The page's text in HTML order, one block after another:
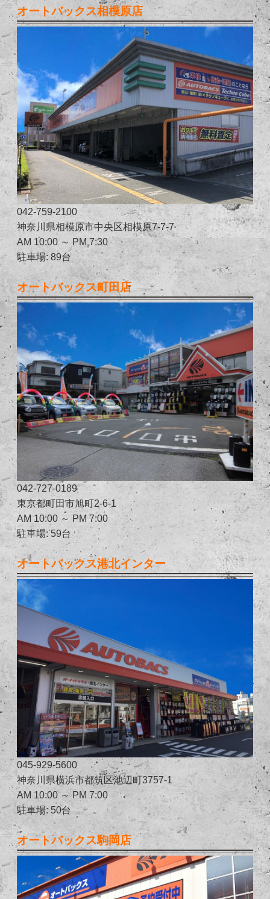
オートバックス相模原店
042-759-2100
神奈川県相模原市中央区相模原7-7-7
AM 10:00 ～ PM 7:30
駐車場: 89台
オートバックス町田店
042-727-0189
東京都町田市旭町2-6-1
AM 10:00 ～ PM 7:00
駐車場: 59台
オートバックス港北インター
045-929-5600
神奈川県横浜市都筑区池辺町3757-1
AM 10:00 ～ PM 7:00
駐車場: 50台
オートバックス駒岡店